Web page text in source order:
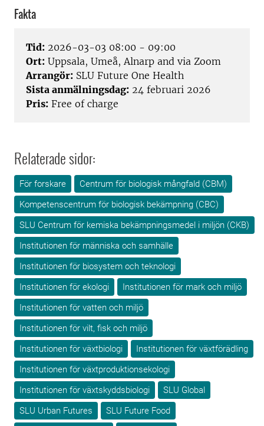
Fakta
Tid: 2026-03-03 08:00 - 09:00
Ort: Uppsala, Umeå, Alnarp and via Zoom
Arrangör: SLU Future One Health
Sista anmälningsdag: 24 februari 2026
Pris: Free of charge
Relaterade sidor:
För forskare
Centrum för biologisk mångfald (CBM)
Kompetenscentrum för biologisk bekämpning (CBC)
SLU Centrum för kemiska bekämpningsmedel i miljön (CKB)
Institutionen för människa och samhälle
Institutionen för biosystem och teknologi
Institutionen för ekologi
Institutionen för mark och miljö
Institutionen för vatten och miljö
Institutionen för vilt, fisk och miljö
Institutionen för växtbiologi
Institutionen för växtförädling
Institutionen för växtproduktionsekologi
Institutionen för växtskyddsbiologi
SLU Global
SLU Urban Futures
SLU Future Food